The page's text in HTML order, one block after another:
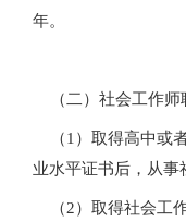
年。
（二）社会工作师
（1）取得高中或
业水平证书后，从事
（2）取得社会工